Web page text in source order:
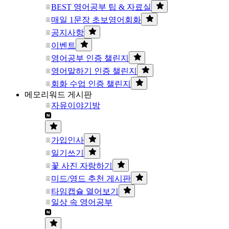
BEST 영어공부 팁 & 자료실
매일 1문장 초보영어회화
공지사항
이벤트
영어공부 인증 챌린지
영어말하기 인증 챌린지
회화 수업 인증 챌린지
메모리워드 게시판
자유이야기방
가입인사
일기쓰기
꽃 사진 자랑하기
미드/영드 추천 게시판
타임캡슐 열어보기
일상 속 영어공부